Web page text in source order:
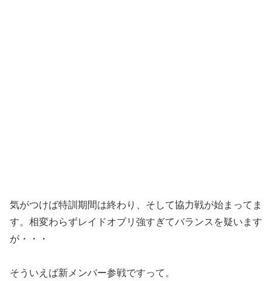
気がつけば特訓期間は終わり、そして協力戦が始まってま
す。相変わらずレイドオブリ強すぎてバランスを疑います
が・・・
そういえば新メンバー参戦ですって。